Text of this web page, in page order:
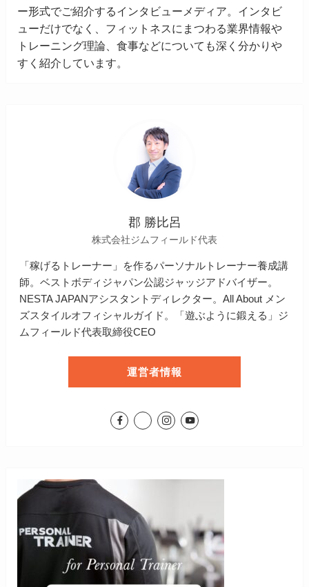
ー形式でご紹介するインタビューメディア。インタビ
ューだけでなく、フィットネスにまつわる業界情報や
トレーニング理論、食事などについても深く分かりや
すく紹介しています。
郡 勝比呂
株式会社ジムフィールド代表
「稼げるトレーナー」を作るパーソナルトレーナー養成講
師。ベストボディジャパン公認ジャッジアドバイザー。
NESTA JAPANアシスタントディレクター。All About メン
ズスタイルオフィシャルガイド。「遊ぶように鍛える」ジ
ムフィールド代表取締役CEO
運営者情報